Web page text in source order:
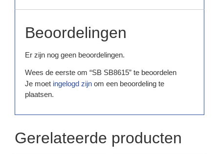
Beoordelingen
Er zijn nog geen beoordelingen.
Wees de eerste om “SB SB8615” te beoordelen
Je moet ingelogd zijn om een beoordeling te
plaatsen.
Gerelateerde producten